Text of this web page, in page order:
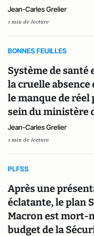
Jean-Carles Grelier
1 min de lecture
BONNES FEUILLES
Système de santé
la cruelle absence
le manque de réel
sein du ministère
Jean-Carles Grelier
1 min de lecture
PLFSS
Après une
éclatante, le plan
Macron est mort-
budget de la